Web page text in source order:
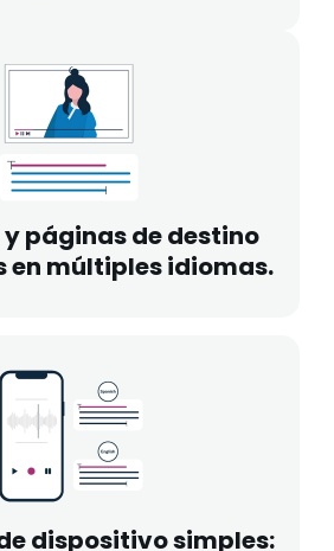
páginas de destino
en múltiples idiomas.
dispositivo simples: